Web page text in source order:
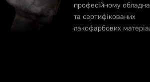
професійному
та сертифікованих
лакофарбових